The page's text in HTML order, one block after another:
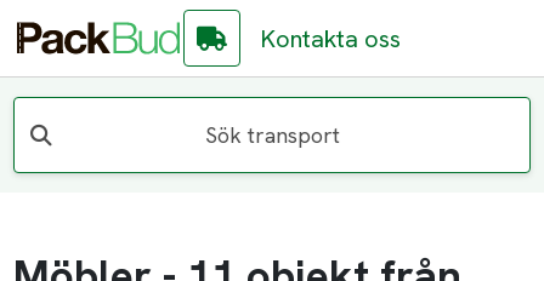
Kontakta oss
Sök transport